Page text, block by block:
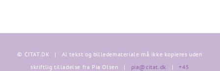
© CITAT.DK | Al tekst og billedemateriale må ikke kopieres uden
skriftlig tilladelse fra Pia Olsen | pia@citat.dk |+45